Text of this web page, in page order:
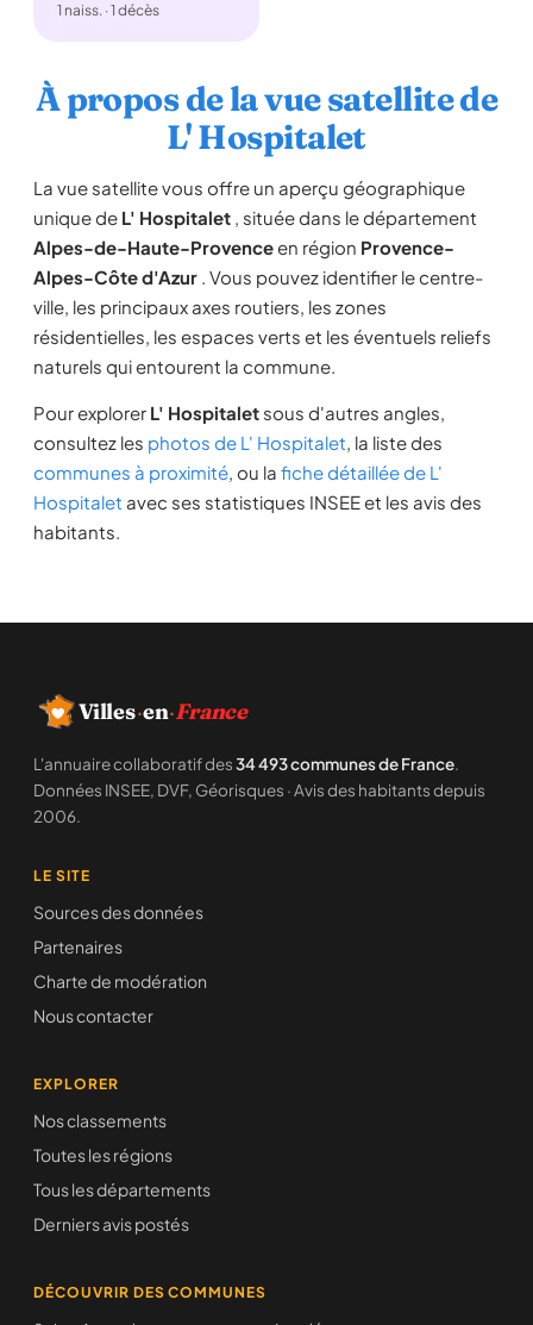
1 naiss. · 1 décès
À propos de la vue satellite de
L' Hospitalet
La vue satellite vous offre un aperçu géographique
unique de L' Hospitalet , située dans le département
Alpes-de-Haute-Provenceen région Provence-
Alpes-Côte d'Azur . Vous pouvez identifier le centre-
ville, les principaux axes routiers, les zones
résidentielles, les espaces verts et les éventuels reliefs
naturels qui entourent la commune.
Pour explorer L' Hospitalet sous d'autres angles,
consultez les photos de L' Hospitalet, la liste des
communes à proximité, ou la fiche détaillée de L'
Hospitalet avec ses statistiques INSEE et les avis des
habitants.
Villes·en·France
L'annuaire collaboratif des34 493 communes de France.
Données INSEE, DVF, Géorisques · Avis des habitants depuis
2006.
LE SITE
Sources des données
Partenaires
Charte de modération
Nous contacter
EXPLORER
Nos classements
Toutes les régions
Tous les départements
Derniers avis postés
DÉCOUVRIR DES COMMUNES